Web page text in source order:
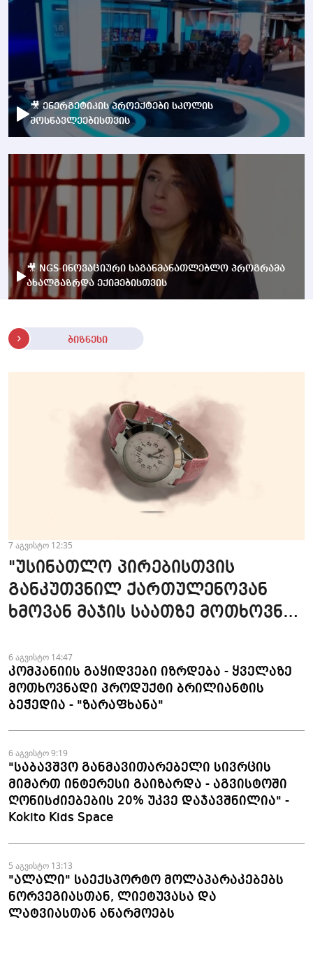
🎥 ენერგეტიკის პროექტები სკოლის
მოსწავლეებისთვის
🎥 NGS-ინოვაციური საგანმანათლებლო პროგრამა
ახალგაზრდა ექიმებისთვის
ბიზნესი
7 აგვისტო 12:35
"უსინათლო პირებისთვის
განკუთვნილ ქართულენოვან
ხმოვან მაჯის საათზე მოთხოვნა
6 აგვისტო 14:47
კომპანიის გაყიდვები იზრდება - ყველაზე
მოთხოვნადი პროდუქტი ბრილიანტის
ბეჭედია - "ზარაფხანა"
6 აგვისტო 9:19
"საბავშვო განმავითარებელი სივრცის
მიმართ ინტერესი გაიზარდა - აგვისტოში
ღონისძიებების 20% უკვე დაჯავშნილია" -
Kokito Kids Space
5 აგვისტო 13:13
"ალალი" საექსპორტო მოლაპარაკებებს
ნორვეგიასთან, ლიეტუვასა და
ლატვიასთან აწარმოებს